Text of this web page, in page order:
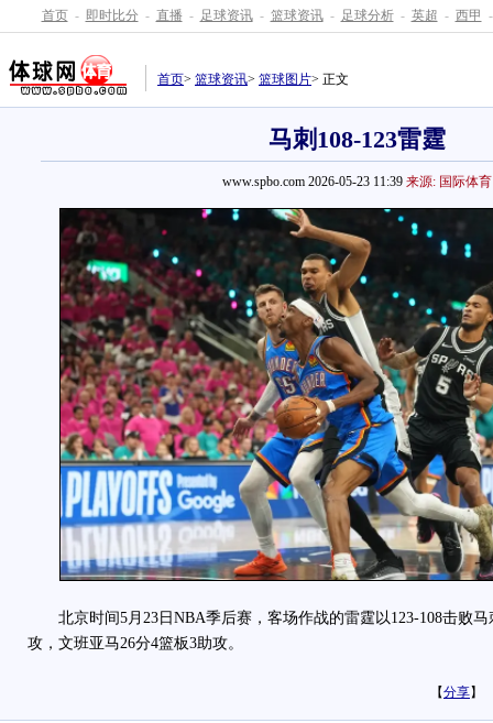
首页 - 即时比分 - 直播 - 足球资讯 - 篮球资讯 - 足球分析 - 英超 - 西甲 -
首页> 篮球资讯> 篮球图片> 正文
马刺108-123雷霆
www.spbo.com 2026-05-23 11:39 来源: 国际体育
北京时间5月23日NBA季后赛，客场作战的雷霆以123-108击败马
攻，文班亚马26分4篮板3助攻。
【分享】